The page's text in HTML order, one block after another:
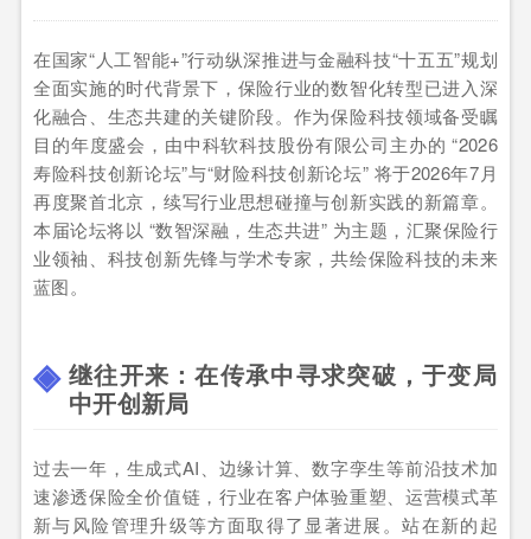
在国家“人工智能+”行动纵深推进与金融科技“十五五”规划
全面实施的时代背景下，保险行业的数智化转型已进入深
化融合、生态共建的关键阶段。作为保险科技领域备受瞩
目的年度盛会，由中科软科技股份有限公司主办的 “2026
寿险科技创新论坛”与“财险科技创新论坛” 将于2026年7月
再度聚首北京，续写行业思想碰撞与创新实践的新篇章。
本届论坛将以 “数智深融，生态共进” 为主题，汇聚保险行
业领袖、科技创新先锋与学术专家，共绘保险科技的未来
蓝图。
继往开来：在传承中寻求突破，于变局
中开创新局
过去一年，生成式AI、边缘计算、数字孪生等前沿技术加
速渗透保险全价值链，行业在客户体验重塑、运营模式革
新与风险管理升级等方面取得了显著进展。站在新的起